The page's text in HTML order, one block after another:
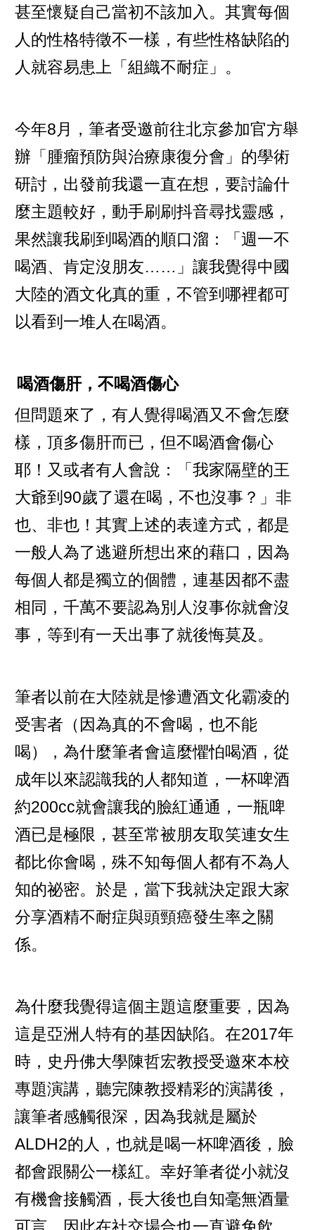
甚至懷疑自己當初不該加入。其實每個
人的性格特徵不一樣，有些性格缺陷的
人就容易患上「組織不耐症」。
今年8月，筆者受邀前往北京參加官方舉
辦「腫瘤預防與治療康復分會」的學術
研討，出發前我還一直在想，要討論什
麼主題較好，動手刷刷抖音尋找靈感，
果然讓我刷到喝酒的順口溜：「週一不
喝酒、肯定沒朋友……」讓我覺得中國
大陸的酒文化真的重，不管到哪裡都可
以看到一堆人在喝酒。
喝酒傷肝，不喝酒傷心
但問題來了，有人覺得喝酒又不會怎麼
樣，頂多傷肝而已，但不喝酒會傷心
耶！又或者有人會說：「我家隔壁的王
大爺到90歲了還在喝，不也沒事？」非
也、非也！其實上述的表達方式，都是
一般人為了逃避所想出來的藉口，因為
每個人都是獨立的個體，連基因都不盡
相同，千萬不要認為別人沒事你就會沒
事，等到有一天出事了就後悔莫及。
筆者以前在大陸就是慘遭酒文化霸凌的
受害者（因為真的不會喝，也不能
喝），為什麼筆者會這麼懼怕喝酒，從
成年以來認識我的人都知道，一杯啤酒
約200cc就會讓我的臉紅通通，一瓶啤
酒已是極限，甚至常被朋友取笑連女生
都比你會喝，殊不知每個人都有不為人
知的祕密。於是，當下我就決定跟大家
分享酒精不耐症與頭頸癌發生率之關
係。
為什麼我覺得這個主題這麼重要，因為
這是亞洲人特有的基因缺陷。在2017年
時，史丹佛大學陳哲宏教授受邀來本校
專題演講，聽完陳教授精彩的演講後，
讓筆者感觸很深，因為我就是屬於
ALDH2的人，也就是喝一杯啤酒後，臉
都會跟關公一樣紅。幸好筆者從小就沒
有機會接觸酒，長大後也自知毫無酒量